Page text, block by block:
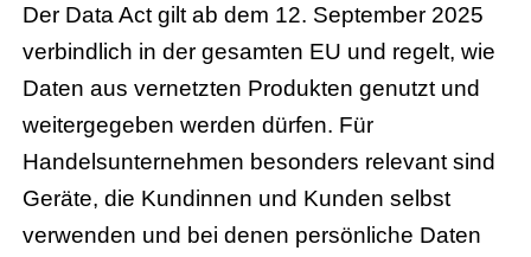
Der Data Act gilt ab dem 12. September 2025
verbindlich in der gesamten EU und regelt, wie
Daten aus vernetzten Produkten genutzt und
weitergegeben werden dürfen. Für
Handelsunternehmen besonders relevant sind
Geräte, die Kundinnen und Kunden selbst
verwenden und bei denen persönliche Daten